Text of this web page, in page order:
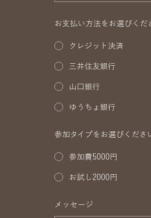
お支払い方法をお選びくだ
クレジット決済
三井住友銀行
山口銀行
ゆうちょ銀行
参加タイプをお選びくださ
参加費5000円
お試し2000円
メッセージ